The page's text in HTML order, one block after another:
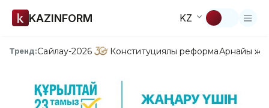
KAZINFORM KZ
Тренд:Сайлау-2026 Конституциялық реформаАрнайы